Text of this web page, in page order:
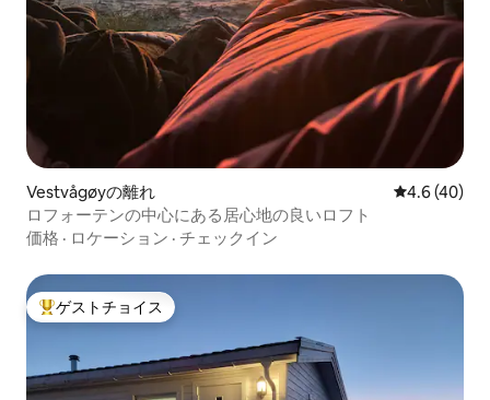
Vestvågøyの離れ レビュー40
4.6 (40)
ロフォーテンの中心にある居心地の良いロフト
価格 · ロケーション · チェックイン
大好評のゲストチョイスです。
ゲストチョイス